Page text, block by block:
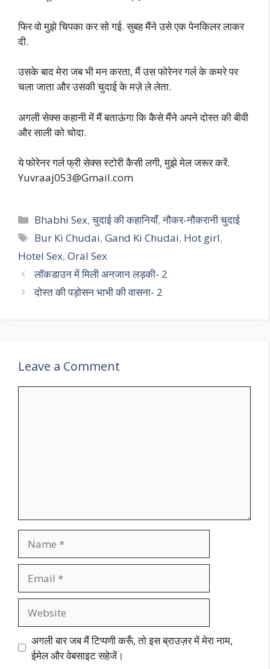
फिर वो मुझे चिपका कर सो गई. सुबह मैंने उसे एक पेनकिलर लाकर
दी.
उसके बाद मेरा जब भी मन करता, मैं उस फोरेनर गर्ल के कमरे पर
चला जाता और उसकी चुदाई के मज़े ले लेता.
अगली सेक्स कहानी में मैं बताऊंगा कि कैसे मैंने अपने दोस्त की बीवी
और साली को चोदा.
ये फोरेनर गर्ल फ्री सेक्स स्टोरी कैसी लगी, मुझे मेल जरूर करें.
Yuvraaj053@Gmail.com
Categories
Bhabhi Sex,चुदाई की कहानियाँ,नौकर-नौकरानी चुदाई
Tags
Bur Ki Chudai,Gand Ki Chudai, Hot girl,
Hotel Sex, Oral Sex
लॉकडाउन में मिली अनजान लड़की- 2
दोस्त की पड़ोसन भाभी की वासना- 2
Leave a Comment
अगली बार जब मैं टिप्पणी करूँ, तो इस ब्राउज़र में मेरा नाम,
ईमेल और वेबसाइट सहेजें।